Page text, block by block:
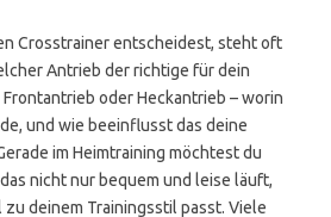
Crosstrainer entscheidest, steht oft
Antrieb der richtige für dein
Frontantrieb oder Heckantrieb – worin
und wie beeinflusst das deine
im Heimtraining möchtest du
nicht nur bequem und leise läuft,
deinem Trainingsstil passt. Viele